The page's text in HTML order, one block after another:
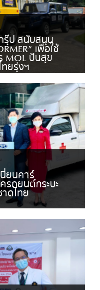
รุ๊ป สนับสนุน
เพื่อใช้
MOL ปันสุข
ยรุ่งฯ
ยนคาร์
รถยนต์กระบะ
ดไทย